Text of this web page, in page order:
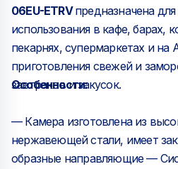
06EU-ETRVпредназначена
использования в кафе, барах,
пекарнях, супермаркетах и
приготовления свежей и
завтраков и закусок.
Особенности:
— Камера изготовлена из
нержавеющей стали, имеет
образные направляющие —